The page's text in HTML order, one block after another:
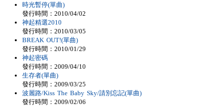
時光暫停(單曲)
發行時間：2010/04/02
神起精選2010
發行時間：2010/03/05
BREAK OUT!(單曲)
發行時間：2010/01/29
神起密碼
發行時間：2009/04/10
生存者(單曲)
發行時間：2009/03/25
波麗路/Kiss The Baby Sky/請別忘記(單曲)
發行時間：2009/02/06